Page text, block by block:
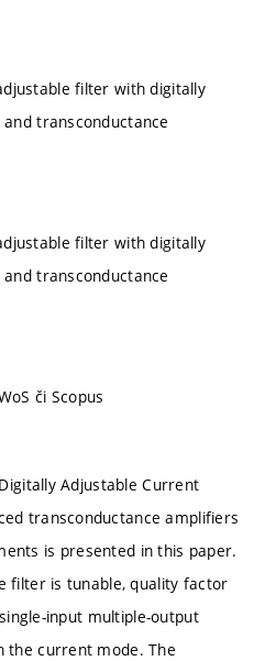
filter with digitally
transconductance
filter with digitally
transconductance
či Scopus
Adjustable Current
transconductance amplifiers
is presented in this paper.
filter is tunable, quality factor
input multiple-output
the current mode. The